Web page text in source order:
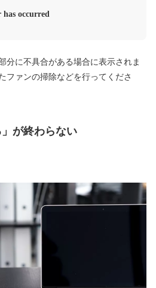
occurred
分に不具合がある場合に表示されま
ファンの掃除などを行ってくださ
が終わらない